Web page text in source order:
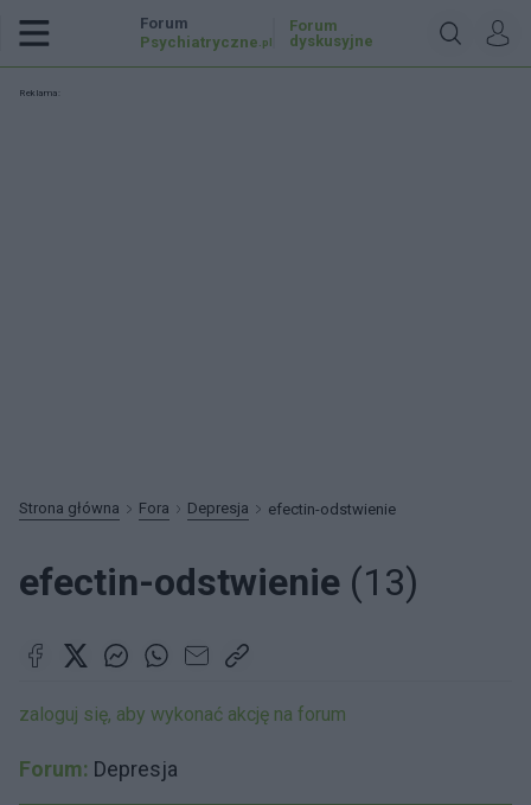
Forum
Psychiatryczne .pl
Forum
dyskusyjne
Reklama:
Strona główna Fora Depresja efectin-odstwienie
efectin-odstwienie (13)
zaloguj się, aby wykonać akcję na forum
Forum: Depresja